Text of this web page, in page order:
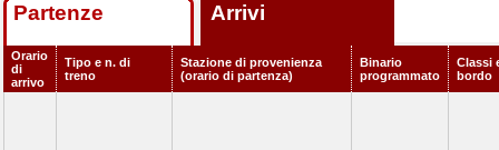
Partenze Arrivi
Orario
di
arrivo
Tipo e n. di
treno
Stazione di provenienza
(orario di partenza)
Binario
programmato
Classi
bordo